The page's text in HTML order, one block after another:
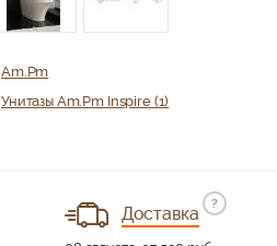
Am.Pm
Унитазы Am.Pm Inspire (1)
Доставка
?